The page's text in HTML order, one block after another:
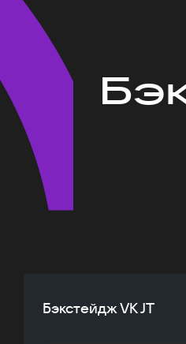
Бэкстейдж VK JT